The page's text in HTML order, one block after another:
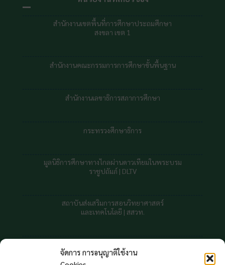
จัดการ การอนุญาติใช้งาน
สำนักงานเขตพื้นที่การศึกษาประถมศึกษา
สงขลา เขต 1
สำนักงานคณะกรรมการการศึกษาขั้นพื้นฐาน
สำนักงานเลขาธิการสภาการศึกษา
กระทรวงศึกษาธิการ
มูลนิธิการศึกษาทางไกลผ่านดาวเทียมในพระบรม
ราชูปถัมภ์ | DLTV
สถาบันส่งเสริมการสอนวิทยาศาสตร์
และเทคโนโลยี | สสวท.